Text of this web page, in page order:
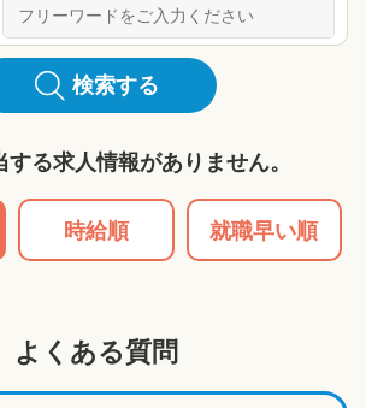
検索する
る求人情報がありません。
時給順 就職早い順
よくある質問